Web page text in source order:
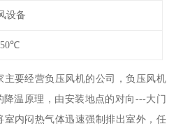
设备
50℃
要经营负压风机的公司，负压风机
温原理，由安装地点的对向---大门
内闷热气体迅速强制排出室外，任